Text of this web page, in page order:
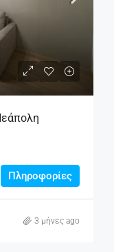
Πληροφορίες
3 μήνες ago